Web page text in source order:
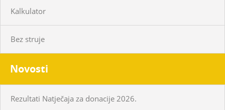
Kalkulator
Bez struje
Novosti
Rezultati Natječaja za donacije 2026.